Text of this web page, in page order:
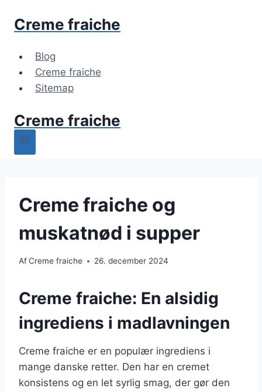
Creme fraiche
Blog
Creme fraiche
Sitemap
Creme fraiche
Creme fraiche og
muskatnød i supper
AfCreme fraiche 26. december 2024
Creme fraiche: En alsidig
ingrediens i madlavningen
Creme fraiche er en populær ingrediens i
mange danske retter. Den har en cremet
konsistens og en let syrlig smag, der gør den